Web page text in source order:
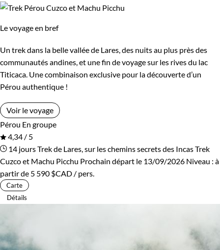
Le voyage en bref
Un trek dans la belle vallée de Lares, des nuits au plus près des
communautés andines, et une fin de voyage sur les rives du lac
Titicaca. Une combinaison exclusive pour la découverte d’un
Pérou authentique !
Voir le voyage
Pérou En groupe
4,34 / 5
14 joursTrek de Lares, sur les chemins secrets des IncasTrek
Cuzco et Machu Picchu Prochain départ le 13/09/2026 Niveau : à
partir de 5 590 $CAD / pers.
Carte
Détails